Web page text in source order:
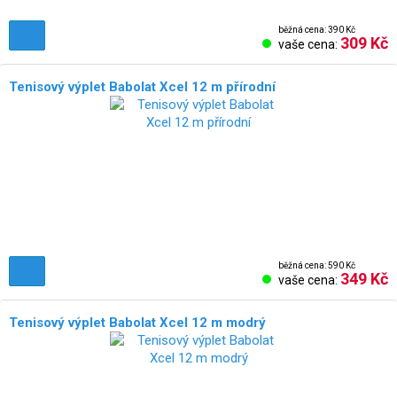
běžná cena: 390 Kč
vaše cena: 309 Kč
Tenisový výplet Babolat Xcel 12 m přírodní
běžná cena: 590 Kč
vaše cena: 349 Kč
Tenisový výplet Babolat Xcel 12 m modrý